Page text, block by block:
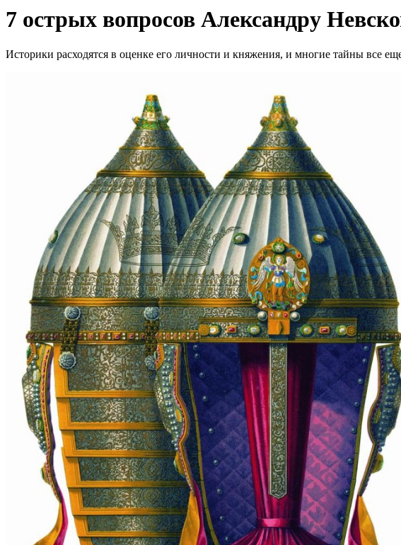
7 острых вопросов Александру
Историки расходятся в оценке его личности и княжения, и многие тайны все